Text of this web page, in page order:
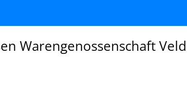
Warengenossenschaft